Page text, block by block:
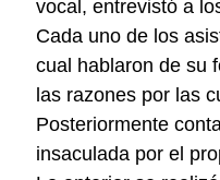
vocal, entrevistó a
Cada uno de los
cual hablaron de su
las razones por las
Posteriormente
insaculada por el